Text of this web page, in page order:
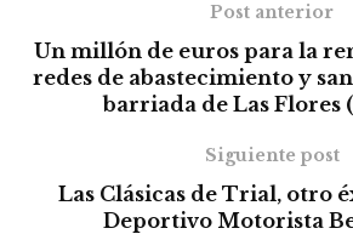
Post anterior
Un millón de euros para la
redes de abastecimiento y
barriada de Las Flores
Siguiente post
Las Clásicas de Trial, otro
Deportivo Motorista